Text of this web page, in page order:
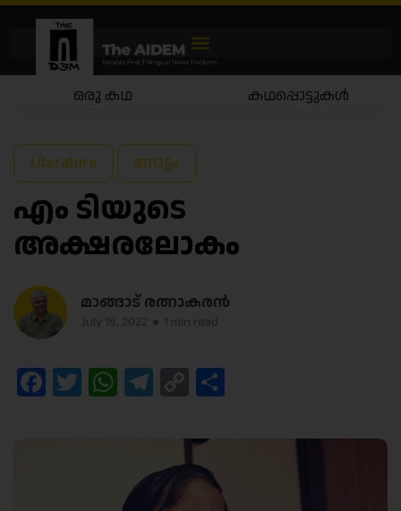
കഥപ്പൊട്ടുകൾ കഥയാട്ടം
Literature നോട്ടം
എം ടിയുടെ
അക്ഷരലോകം
മാങ്ങാട് രത്നാകരൻ
Facebook
Twitter
WhatsApp
Telegram
Copy
Link